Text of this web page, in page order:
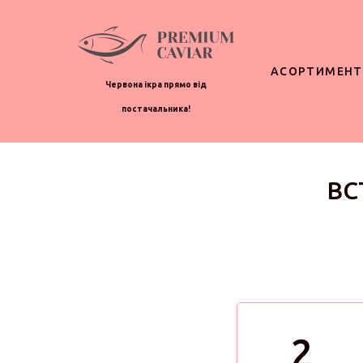
Червона ікра прямо від
постачальника!
АСОРТИМЕНТ
2